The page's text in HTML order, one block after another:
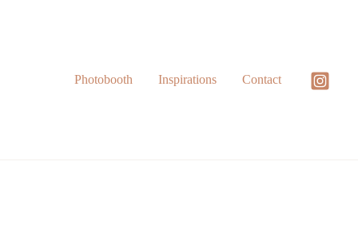
Photobooth Inspirations Contact